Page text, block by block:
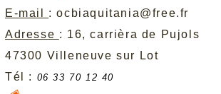
E-mail :ocbiaquitania@free.fr
Adresse : 16, carrièra de Pujols
47300 Villeneuve sur Lot
Tél : 06 33 70 12 40